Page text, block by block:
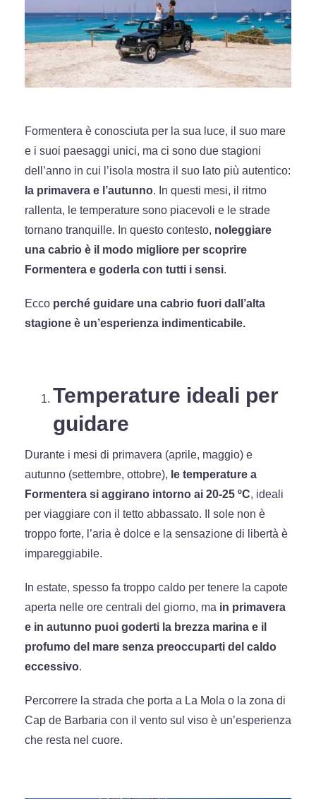
Formentera è conosciuta per la sua luce, il suo mare
e i suoi paesaggi unici, ma ci sono due stagioni
dell’anno in cui l’isola mostra il suo lato più autentico:
la primavera e l’autunno. In questi mesi, il ritmo
rallenta, le temperature sono piacevoli e le strade
tornano tranquille. In questo contesto, noleggiare
una cabrio è il modo migliore per scoprire
Formentera e goderla con tutti i sensi.
Ecco perché guidare una cabrio fuori dall’alta
stagione è un’esperienza indimenticabile.
Temperature ideali per
guidare
Durante i mesi di primavera (aprile, maggio) e
autunno (settembre, ottobre), le temperature a
Formentera si aggirano intorno ai 20-25 ºC, ideali
per viaggiare con il tetto abbassato. Il sole non è
troppo forte, l’aria è dolce e la sensazione di libertà è
impareggiabile.
In estate, spesso fa troppo caldo per tenere la capote
aperta nelle ore centrali del giorno, ma in primavera
e in autunno puoi goderti la brezza marina e il
profumo del mare senza preoccuparti del caldo
eccessivo.
Percorrere la strada che porta a La Mola o la zona di
Cap de Barbaria con il vento sul viso è un’esperienza
che resta nel cuore.